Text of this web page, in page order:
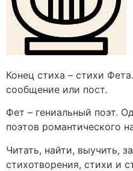
Конец стиха – стихи
сообщение или пост.
Фет – гениальный поэт.
поэтов романтического
Читать, найти, выучить,
стихотворения, стихи и